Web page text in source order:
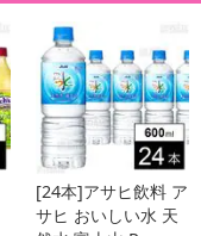
[24本]アサヒ飲料 ア
サヒ おいしい水 天